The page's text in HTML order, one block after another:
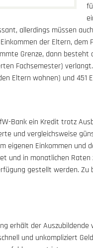
allerdings müssen
der Eltern,
Grenze, dann
Fachsemester)
Eltern wohnen) und 451
Bank ein Kredit trotz
und vergleichsweise
eigenen Einkommen
und in monatlichen
gestellt werden.
erhält der
und unkompliziert